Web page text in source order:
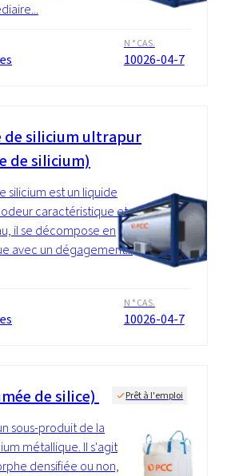
N ° CAS.
10026-04-7
de silicium ultrapur
de silicium)
silicium est un liquide
caractéristique et
il se décompose en
avec un dégagement...
N ° CAS.
10026-04-7
de silice) Prêt à l'emploi
sous-produit de la
métallique. Il s'agit
densifiée ou non,